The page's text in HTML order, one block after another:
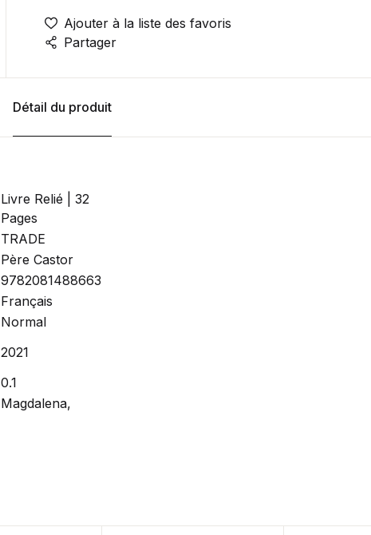
Ajouter à la liste des favoris
Partager
Détail du produit
Livre Relié | 32
Pages
TRADE
Père Castor
9782081488663
Français
Normal
2021
0.1
Magdalena,